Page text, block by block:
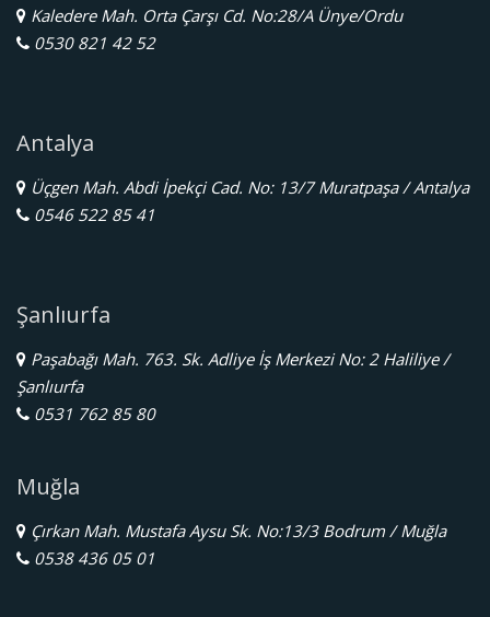
Kaledere Mah. Orta Çarşı Cd. No:28/A Ünye/Ordu
0530 821 42 52
Antalya
Üçgen Mah. Abdi İpekçi Cad. No: 13/7 Muratpaşa / Antalya
0546 522 85 41
Şanlıurfa
Paşabağı Mah. 763. Sk. Adliye İş Merkezi No: 2 Haliliye /
Şanlıurfa
0531 762 85 80
Muğla
Çırkan Mah. Mustafa Aysu Sk. No:13/3 Bodrum / Muğla
0538 436 05 01